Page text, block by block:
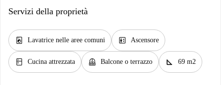
Servizi della proprietà
local_laundry_service Lavatrice nelle aree comuni elevator Ascensore
kitchen Cucina attrezzata balcony Balcone o terrazzo square_foot 69 m2